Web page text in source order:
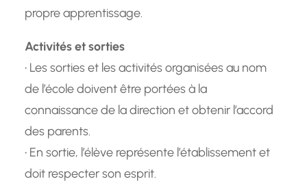
propre apprentissage.
Activités et sorties
• Les sorties et les activités organisées au nom
de l’école doivent être portées à la
connaissance de la direction et obtenir l’accord
des parents.
• En sortie, l’élève représente l’établissement et
doit respecter son esprit.